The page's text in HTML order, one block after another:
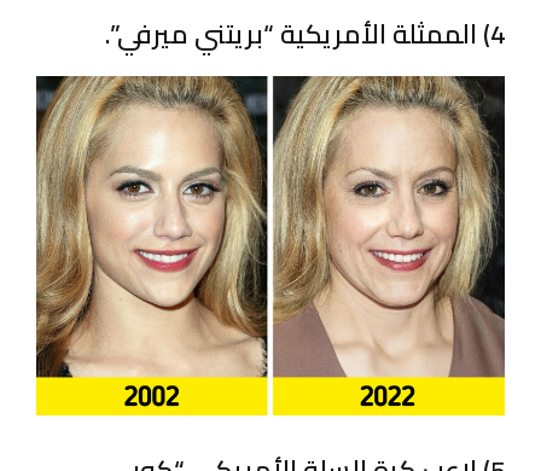
4) الممثلة الأمريكية “بريتني ميرفي”.